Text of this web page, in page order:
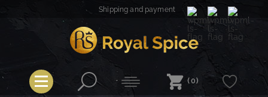
Shipping and payment
Royal Spice
(0)